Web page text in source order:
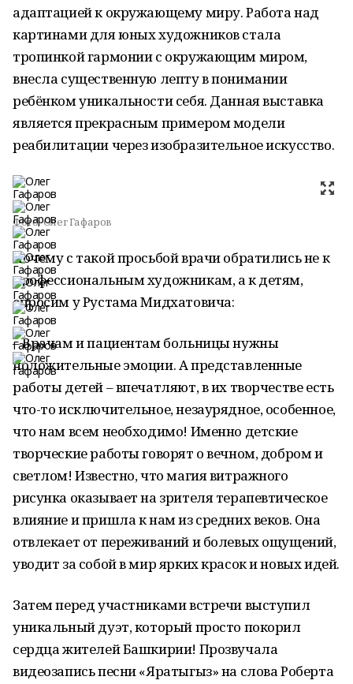
адаптацией к окружающему миру. Работа над
картинами для юных художников стала
тропинкой гармонии с окружающим миром,
внесла существенную лепту в понимании
ребёнком уникальности себя. Данная выставка
является прекрасным примером модели
реабилитации через изобразительное искусство.
Фото: Олег Гафаров
Почему с такой просьбой врачи обратились не к
профессиональным художникам, а к детям,
спросим у Рустама Мидхатовича:
– Врачам и пациентам больницы нужны
положительные эмоции. А представленные
работы детей – впечатляют, в их творчестве есть
что-то исключительное, незаурядное, особенное,
что нам всем необходимо! Именно детские
творческие работы говорят о вечном, добром и
светлом! Известно, что магия витражного
рисунка оказывает на зрителя терапевтическое
влияние и пришла к нам из средних веков. Она
отвлекает от переживаний и болевых ощущений,
уводит за собой в мир ярких красок и новых идей.
Затем перед участниками встречи выступил
уникальный дуэт, который просто покорил
сердца жителей Башкирии! Прозвучала
видеозапись песни «Яратыгыз» на слова Роберта